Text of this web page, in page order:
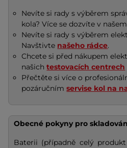
Nevíte si rady s výběrem
kola? Více se dozvíte v našem
Nevíte si rady s výběrem
Navštivte našeho rádce.
Chcete si před nákupem
našichtestovacích centrech
Přečtěte si více o
pozáručnímservise kol na
Obecné pokyny pro
Baterii (případně celý